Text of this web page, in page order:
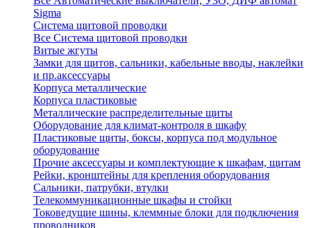
Sigma
Система щитовой проводки
Все Система щитовой проводки
Витые жгуты
Замки для щитов, сальники, кабельные вводы, наклейки
и пр.аксессуары
Корпуса металлические
Корпуса пластиковые
Металлические распределительные щиты
Оборудование для климат-контроля в шкафу
Пластиковые щиты, боксы, корпуса под модульное
оборудование
Прочие аксессуары и комплектующие к шкафам, щитам
Рейки, кронштейны для крепления оборудования
Сальники, патрубки, втулки
Телекоммуникационные шкафы и стойки
Токоведущие шины, клеммные блоки для подключения
проводников